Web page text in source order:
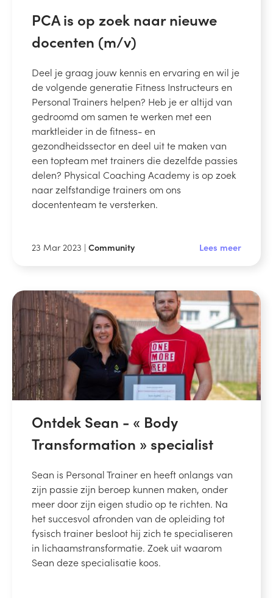
PCA is op zoek naar nieuwe
docenten (m/v)
Deel je graag jouw kennis en ervaring en wil je
de volgende generatie Fitness Instructeurs en
Personal Trainers helpen? Heb je er altijd van
gedroomd om samen te werken met een
marktleider in de fitness- en
gezondheidssector en deel uit te maken van
een topteam met trainers die dezelfde passies
delen? Physical Coaching Academy is op zoek
naar zelfstandige trainers om ons
docententeam te versterken.
23 Mar 2023 | Community Lees meer
Ontdek Sean - « Body
Transformation » specialist
Sean is Personal Trainer en heeft onlangs van
zijn passie zijn beroep kunnen maken, onder
meer door zijn eigen studio op te richten. Na
het succesvol afronden van de opleiding tot
fysisch trainer besloot hij zich te specialiseren
in lichaamstransformatie. Zoek uit waarom
Sean deze specialisatie koos.